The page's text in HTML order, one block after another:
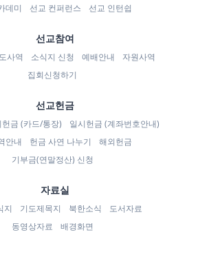
데미 선교 컨퍼런스 선교 인턴쉽
선교참여
사역 소식지 신청 예배안내
자원사역
집회신청하기
선교헌금
헌금 (카드/통장)
일시헌금 (계좌번호안내)
안내
헌금 사연 나누기
해외헌금
기부금(연말정산) 신청
자료실
지 기도제목지 북한소식
도서자료
동영상자료
배경화면